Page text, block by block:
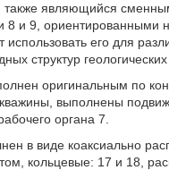
также являющийся
и 9, ориентированными
использовать его для
структур геологических
оригинальным по
выполнены
органа 7.
в виде коаксиально
кольцевые: 17 и 18,